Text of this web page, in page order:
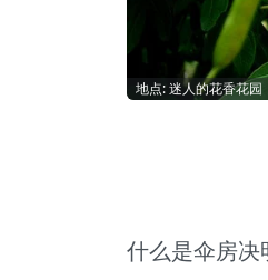
地点: 迷人的花香花园
什么是伞房决